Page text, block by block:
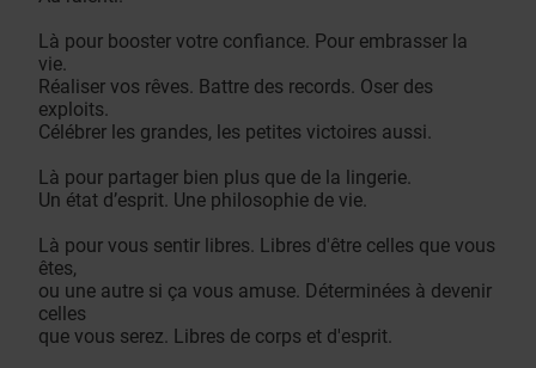
Là pour booster votre confiance. Pour embrasser la
vie.
Réaliser vos rêves. Battre des records. Oser des
exploits.
Célébrer les grandes, les petites victoires aussi.
Là pour partager bien plus que de la lingerie.
Un état d’esprit. Une philosophie de vie.
Là pour vous sentir libres. Libres d'être celles que vous
êtes,
ou une autre si ça vous amuse. Déterminées à devenir
celles
que vous serez. Libres de corps et d'esprit.